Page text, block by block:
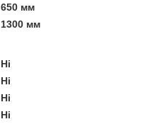
650 мм
1300 мм
Ні
Ні
Ні
Ні